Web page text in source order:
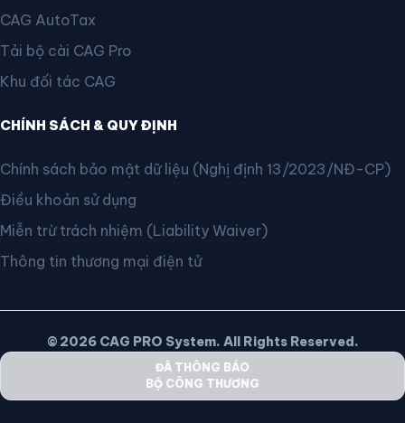
CAG AutoTax
Tải bộ cài CAG Pro
Khu đối tác CAG
CHÍNH SÁCH & QUY ĐỊNH
Chính sách bảo mật dữ liệu (Nghị định 13/2023/NĐ-CP)
Điều khoản sử dụng
Miễn trừ trách nhiệm (Liability Waiver)
Thông tin thương mại điện tử
© 2026 CAG PRO System. All Rights Reserved.
ĐÃ THÔNG BÁO
BỘ CÔNG THƯƠNG